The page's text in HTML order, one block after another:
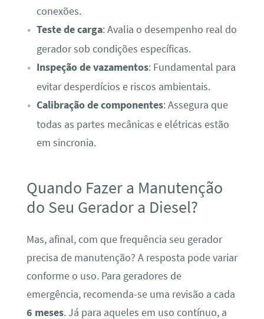
conexões.
Teste de carga: Avalia o desempenho real do
gerador sob condições específicas.
Inspeção de vazamentos: Fundamental para
evitar desperdícios e riscos ambientais.
Calibração de componentes: Assegura que
todas as partes mecânicas e elétricas estão
em sincronia.
Quando Fazer a Manutenção
do Seu Gerador a Diesel?
Mas, afinal, com que frequência seu gerador
precisa de manutenção? A resposta pode variar
conforme o uso. Para geradores de
emergência, recomenda-se uma revisão a cada
6 meses. Já para aqueles em uso contínuo, a